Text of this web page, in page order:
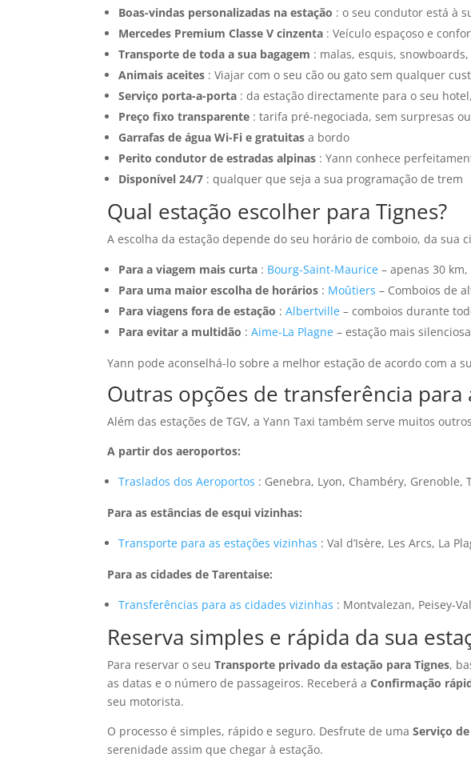
Boas-vindas personalizadas na estação : o seu condutor está à
Mercedes Premium Classe V cinzenta : Veículo espaçoso e
Transporte de toda a sua bagagem : malas, esquis,
Animais aceites : Viajar com o seu cão ou gato sem qualquer
Serviço porta-a-porta : da estação directamente para o seu
Preço fixo transparente : tarifa pré-negociada, sem surpresas
Garrafas de água Wi-Fi e gratuitas a bordo
Perito condutor de estradas alpinas : Yann conhece
Disponível 24/7 : qualquer que seja a sua programação de trem
Qual estação escolher para Tignes?
A escolha da estação depende do seu horário de comboio, da sua
Para a viagem mais curta : Bourg-Saint-Maurice – apenas 30
Para uma maior escolha de horários : Moûtiers – Comboios de
Para viagens fora de estação :Albertville – comboios durante
Para evitar a multidão :Aime-La Plagne – estação mais silenciosa
Yann pode aconselhá-lo sobre a melhor estação de acordo com a
Outras opções de transferência para
Além das estações de TGV, a Yann Taxi também serve muitos
A partir dos aeroportos:
Traslados dos Aeroportos : Genebra, Lyon, Chambéry, Grenoble,
Para as estâncias de esqui vizinhas:
Transporte para as estações vizinhas : Val d’Isère, Les Arcs, La
Para as cidades de Tarentaise:
Transferências para as cidades vizinhas : Montvalezan, Peisey-
Reserva simples e rápida da sua
Para reservar o seuTransporte privado da estação para Tignes,
as datas e o número de passageiros. Receberá aConfirmação
seu motorista.
O processo é simples, rápido e seguro. Desfrute de umaServiço
serenidade assim que chegar à estação.